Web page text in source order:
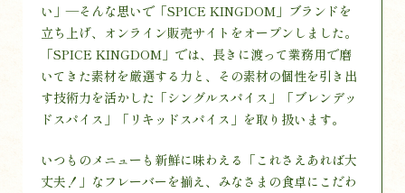
い」―そんな思いで「SPICE KINGDOM」ブランドを
立ち上げ、オンライン販売サイトをオープンしました。
「SPICE KINGDOM」では、長きに渡って業務用で磨
いてきた素材を厳選する力と、その素材の個性を引き出
す技術力を活かした「シングルスパイス」「ブレンデッ
ドスパイス」「リキッドスパイス」を取り扱います。
いつものメニューも新鮮に味わえる「これさえあれば大
丈夫！」なフレーバーを揃え、みなさまの食卓にこだわ